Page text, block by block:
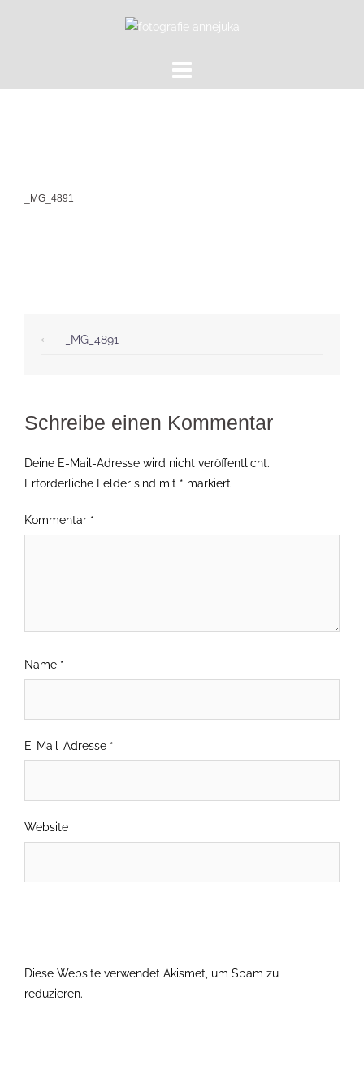
_MG_4891
Beitragsnavigation
⟵ _MG_4891
Schreibe einen Kommentar
Deine E-Mail-Adresse wird nicht veröffentlicht.
Erforderliche Felder sind mit * markiert
Kommentar *
Name *
E-Mail-Adresse *
Website
Diese Website verwendet Akismet, um Spam zu
reduzieren.